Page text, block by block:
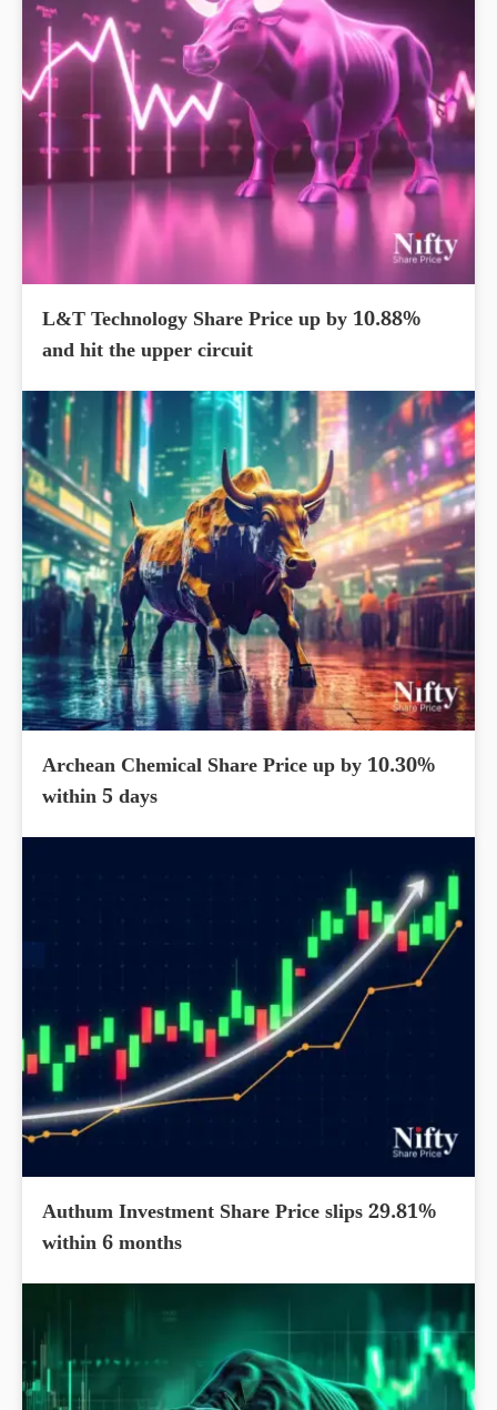
L&T Technology Share Price up by 10.88%
and hit the upper circuit
Archean Chemical Share Price up by 10.30%
within 5 days
Authum Investment Share Price slips 29.81%
within 6 months